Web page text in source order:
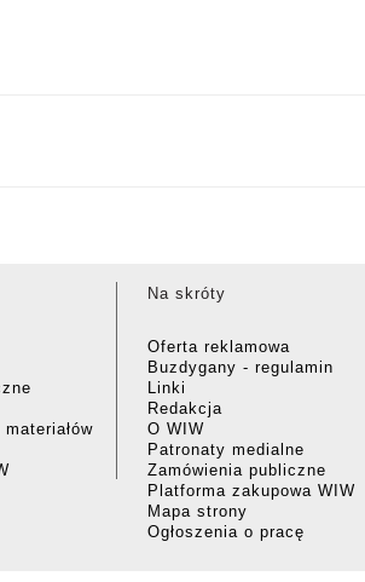
Na skróty
Oferta reklamowa
Buzdygany - regulamin
Linki
Redakcja
O WIW
Patronaty medialne
Zamówienia publiczne
Platforma zakupowa WIW
Mapa strony
Ogłoszenia o pracę